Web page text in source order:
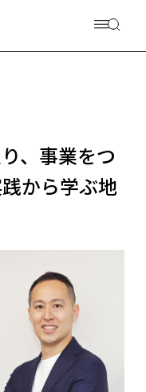
、事業をつ
から学ぶ地